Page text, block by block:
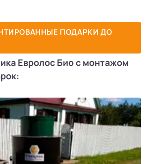
ПОДАРКИ ДО
Евролос Био с монтажом